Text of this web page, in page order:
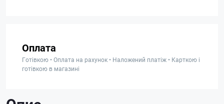
Оплата
Готівкою • Оплата на рахунок • Наложений платіж • Карткою і
готівкою в магазині